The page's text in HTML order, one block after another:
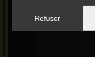
Refuser